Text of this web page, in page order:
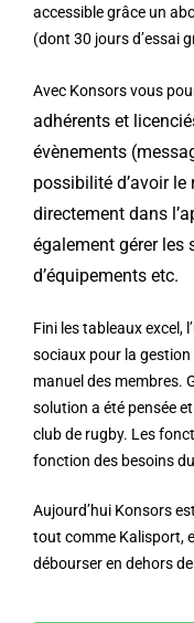
accessible grâce un
(dont 30 jours d’essai
Avec Konsors vous
adhérents et
évènements
possibilité d’avoir
directement dans
également gérer les
d’équipements etc.
Fini les tableaux excel,
sociaux pour la gestion
manuel des membres.
solution a été pensée
club de rugby. Les
fonction des besoins
Aujourd’hui Konsors
tout comme Kalisport,
débourser en dehors